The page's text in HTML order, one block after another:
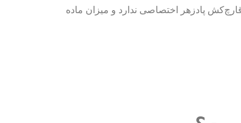
هیدرولیز می‌گردد. این قارچ‌کش پادزهر اختصاصی ندارد و میزان ماده